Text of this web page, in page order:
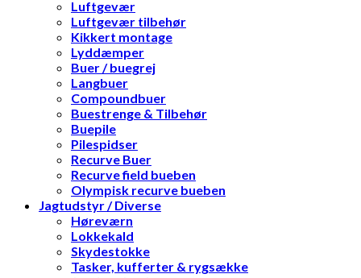
Luftgevær
Luftgevær tilbehør
Kikkert montage
Lyddæmper
Buer / buegrej
Langbuer
Compoundbuer
Buestrenge & Tilbehør
Buepile
Pilespidser
Recurve Buer
Recurve field bueben
Olympisk recurve bueben
Jagtudstyr / Diverse
Høreværn
Lokkekald
Skydestokke
Tasker, kufferter & rygsække